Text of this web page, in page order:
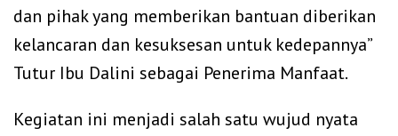
dan pihak yang memberikan bantuan diberikan
kelancaran dan kesuksesan untuk kedepannya”
Tutur Ibu Dalini sebagai Penerima Manfaat.
Kegiatan ini menjadi salah satu wujud nyata